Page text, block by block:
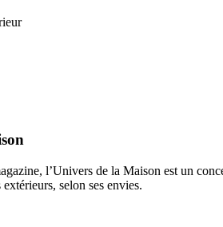
l’Univers de la Maison est un
selon ses envies.